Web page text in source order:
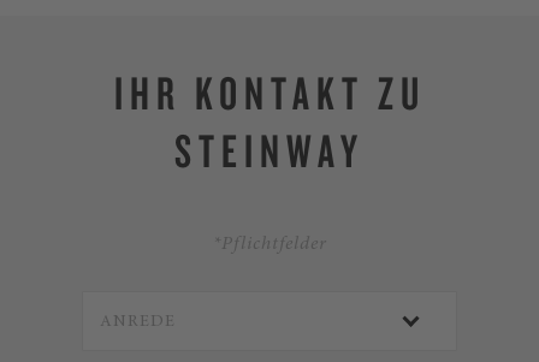
IHR KONTAKT ZU
STEINWAY
*Pflichtfelder